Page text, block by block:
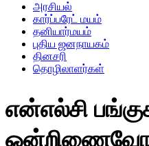
அரசியல்
கார்ப்பரேட் மயம்
தனியார்மயம்
புதிய ஜனநாயகம்
தினசரி
தொழிலாளர்கள்
என்எல்சி